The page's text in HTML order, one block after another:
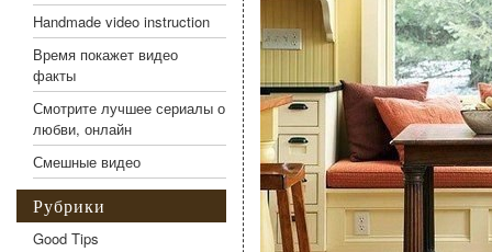
Handmade video instruction
Время покажет видео
факты
Смотрите лучшее сериалы о
любви, онлайн
Смешные видео
Рубрики
Good Tips